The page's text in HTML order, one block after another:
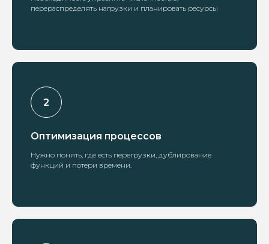
перераспределять нагрузки и планировать ресурсы
Оптимизация процессов
Нужно понять, где есть перегрузки, дублирование
функций и потери времени.